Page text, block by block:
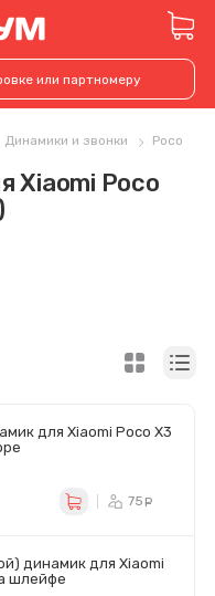
Динамики и звонки
Poco
Xiaomi Poco
для Xiaomi Poco X3
75
динамик для Xiaomi
шлейфе